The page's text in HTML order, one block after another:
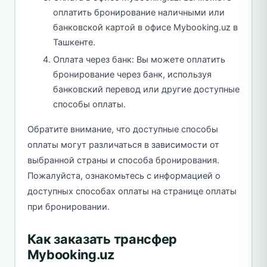
оплатить бронирование наличными или
банковской картой в офисе Mybooking.uz в
Ташкенте.
Оплата через банк: Вы можете оплатить
бронирование через банк, используя
банковский перевод или другие доступные
способы оплаты.
Обратите внимание, что доступные способы
оплаты могут различаться в зависимости от
выбранной страны и способа бронирования.
Пожалуйста, ознакомьтесь с информацией о
доступных способах оплаты на странице оплаты
при бронировании.
Как заказать трансфер
Mybooking.uz